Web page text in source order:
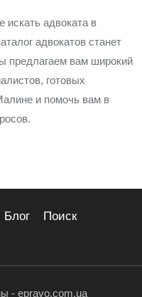
искать адвоката в
адвокатов станет
вам широкий
готовых
и помочь вам в
Блог Поиск
- epravo.com.ua